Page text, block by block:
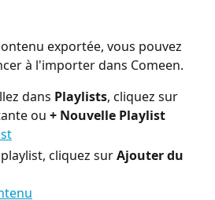
exportée, vous pouvez
à l'importer dans Comeen.
dans Playlists, cliquez sur
ou + Nouvelle Playlist
cliquez sur Ajouter du